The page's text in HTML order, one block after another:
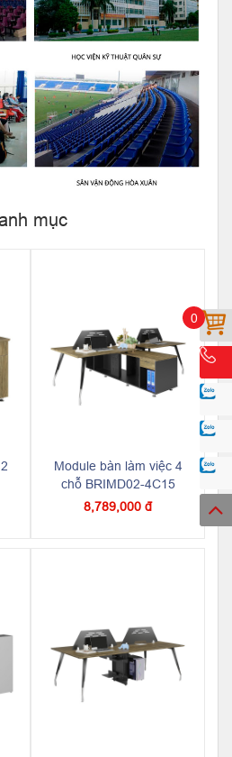
0
mục
Module bàn làm việc 4
chỗ BRIMD02-4C15
8,789,000 đ